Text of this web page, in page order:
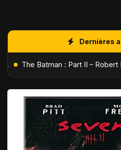
Dernières
L'Âge de Glace : Le Réveil du Volcan – Manny, Sid et Diego de retour pour une aventure explosive